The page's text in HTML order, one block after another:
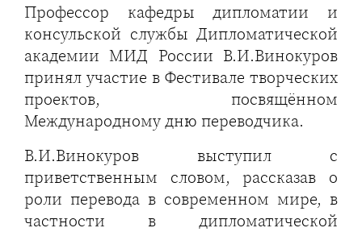
Профессор кафедры дипломатии и
консульской службы Дипломатической
академии МИД России В.И.Винокуров
принял участие в Фестивале творческих
проектов, посвящённом
Международному дню переводчика.
В.И.Винокуров выступил с
приветственным словом, рассказав о
роли перевода в современном мире, в
частности в дипломатической